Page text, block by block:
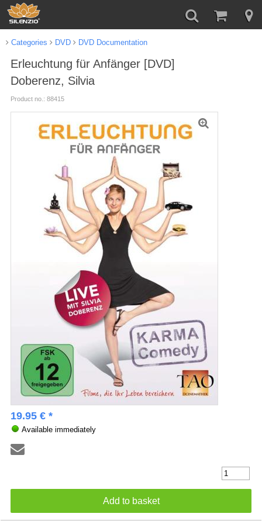
Categories DVD DVD Documentation
Erleuchtung für Anfänger [DVD]
Doberenz, Silvia
Product no.: 88415
19.95 € *
Available immediately